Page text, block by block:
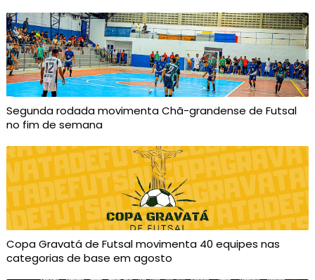
Segunda rodada movimenta Chã-grandense de Futsal
no fim de semana
Copa Gravatá de Futsal movimenta 40 equipes nas
categorias de base em agosto